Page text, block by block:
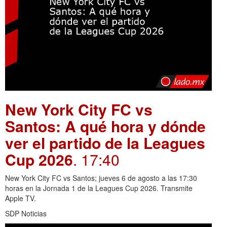
New York City FC vs
Santos: A qué hora y dónde
ver el partido de la Leagues
Cup 2026. 17:40
New York City FC vs Santos; jueves 6 de agosto a las 17:30
horas en la Jornada 1 de la Leagues Cup 2026. Transmite
Apple TV.
SDP Noticias